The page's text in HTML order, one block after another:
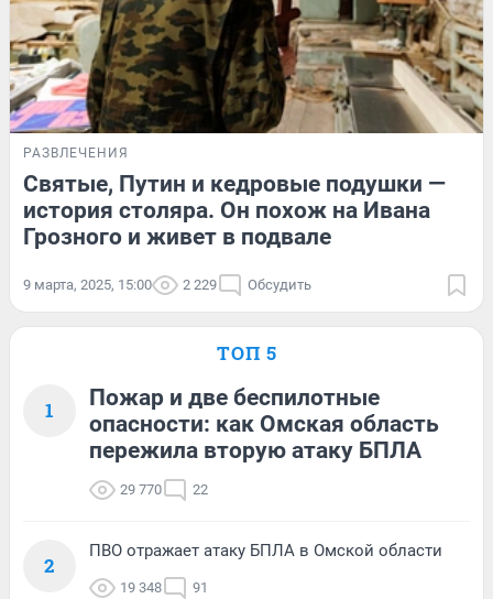
РАЗВЛЕЧЕНИЯ
Святые, Путин и кедровые подушки —
история столяра. Он похож на Ивана
Грозного и живет в подвале
9 марта, 2025, 15:00 2 229 Обсудить
ТОП 5
1
Пожар и две беспилотные
опасности: как Омская область
пережила вторую атаку БПЛА
29 770 22
2
ПВО отражает атаку БПЛА в Омской области
19 348 91